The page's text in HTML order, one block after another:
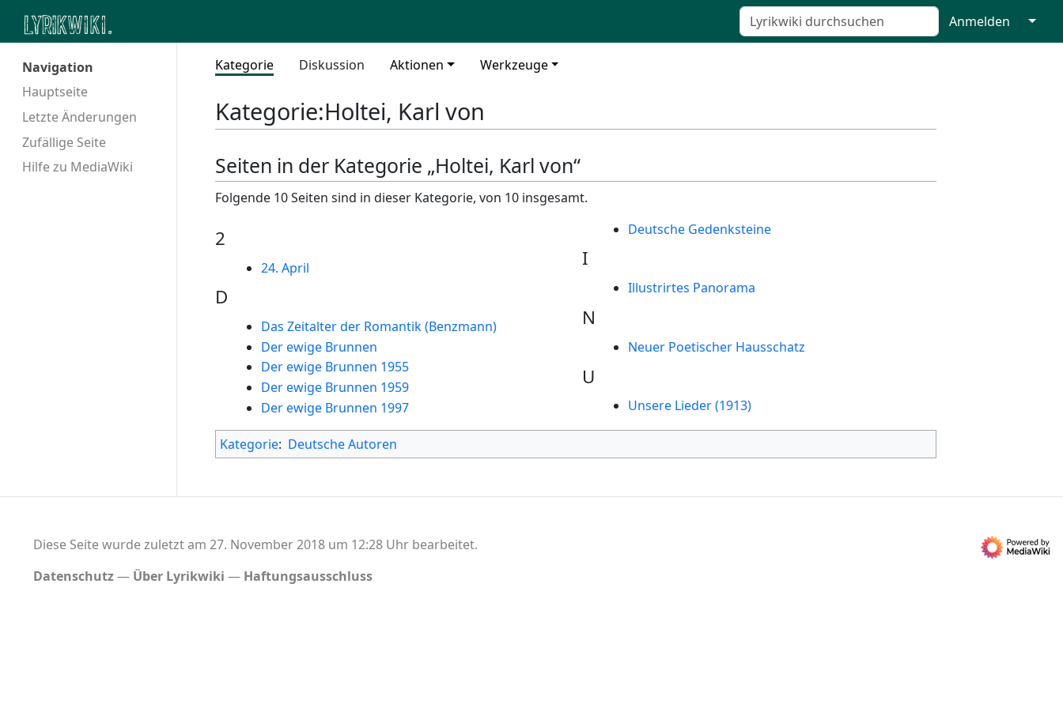
Anmelden ↓
Navigation
Hauptseite
Letzte Änderungen
Zufällige Seite
Hilfe zu MediaWiki
Kategorie Diskussion Aktionen Werkzeuge
Kategorie:Holtei, Karl von
Seiten in der Kategorie „Holtei, Karl von“
Folgende 10 Seiten sind in dieser Kategorie, von 10 insgesamt.
2
24. April
D
Das Zeitalter der Romantik (Benzmann)
Der ewige Brunnen
Der ewige Brunnen 1955
Der ewige Brunnen 1959
Der ewige Brunnen 1997
Deutsche Gedenksteine
I
Illustrirtes Panorama
N
Neuer Poetischer Hausschatz
U
Unsere Lieder (1913)
Kategorie: Deutsche Autoren
Diese Seite wurde zuletzt am 27. November 2018 um 12:28 Uhr bearbeitet.
Datenschutz
Über Lyrikwiki Haftungsausschluss